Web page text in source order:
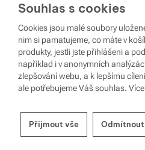
Souhlas s cookies
Cookies jsou malé soubory
nim si pamatujeme, co máte v
produkty, jestli jste přihlášeni a
například i v anonymních
zlepšování webu, a k lepšímu
ale potřebujeme Váš souhlas.
Nastavení souhlasů
cookies
Přijmout vše
Zadejte váš e-mail
Odběrem newsletteru souhlasíte se
Přihlásit se
Nastavení